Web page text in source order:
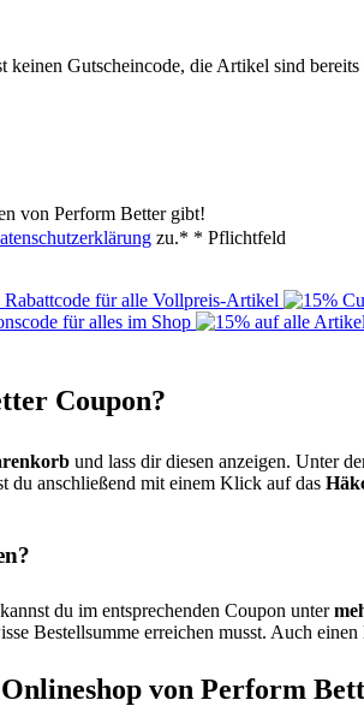
Gutscheincode, die Artikel sind bereits
von Perform Better gibt!
zu.* * Pflichtfeld
Coupon?
und lass dir diesen anzeigen. Unter
du anschließend mit einem Klick auf das
du im entsprechenden Coupon unter
Bestellsumme erreichen musst. Auch
von Perform